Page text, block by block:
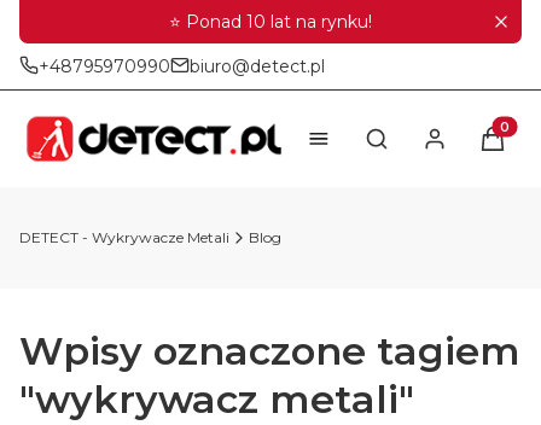
⭐ Ponad 10 lat na rynku!
+48795970990 biuro@detect.pl
Otwórz
DETECT - Wykrywacze Metali Blog
Wpisy oznaczone tagiem
"wykrywacz metali"